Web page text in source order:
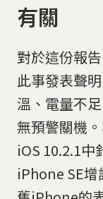
有關
對於這份報
此事發表聲
溫、電量不
無預警關機
iOS 10.2.1中
iPhone SE